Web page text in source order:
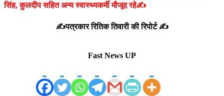
सिंह, कुलदीप सहित अन्य स्वास्थ्यकर्मी मौजूद रहे✍️
✍️पत्रकार रितिक तिवारी की रिपोर्ट ✍️
Fast News UP